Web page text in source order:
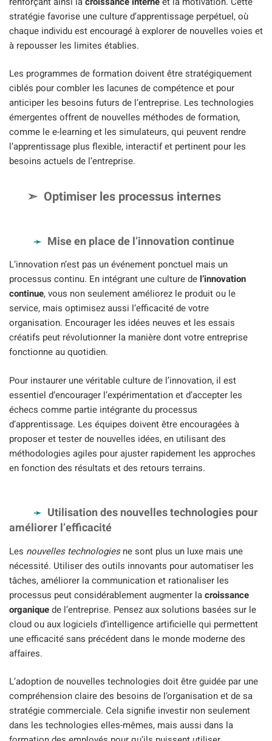
stratégie favorise une culture d’apprentissage perpétuel, où
chaque individu est encouragé à explorer de nouvelles voies et
à repousser les limites établies.
Les programmes de formation doivent être stratégiquement
ciblés pour combler les lacunes de compétence et pour
anticiper les besoins futurs de l’entreprise. Les technologies
émergentes offrent de nouvelles méthodes de formation,
comme le e-learning et les simulateurs, qui peuvent rendre
l’apprentissage plus flexible, interactif et pertinent pour les
besoins actuels de l’entreprise.
Optimiser les processus internes
Mise en place de l’innovation continue
L’innovation n’est pas un événement ponctuel mais un
processus continu. En intégrant une culture de l’innovation
continue, vous non seulement améliorez le produit ou le
service, mais optimisez aussi l’efficacité de votre
organisation. Encourager les idées neuves et les essais
créatifs peut révolutionner la manière dont votre entreprise
fonctionne au quotidien.
Pour instaurer une véritable culture de l’innovation, il est
essentiel d’encourager l’expérimentation et d’accepter les
échecs comme partie intégrante du processus
d’apprentissage. Les équipes doivent être encouragées à
proposer et tester de nouvelles idées, en utilisant des
méthodologies agiles pour ajuster rapidement les approches
en fonction des résultats et des retours terrains.
Utilisation des nouvelles technologies pour
améliorer l’efficacité
Les nouvelles technologiesne sont plus un luxe mais une
nécessité. Utiliser des outils innovants pour automatiser les
tâches, améliorer la communication et rationaliser les
processus peut considérablement augmenter lacroissance
organiquede l’entreprise. Pensez aux solutions basées sur le
cloud ou aux logiciels d’intelligence artificielle qui permettent
une efficacité sans précédent dans le monde moderne des
affaires.
L’adoption de nouvelles technologies doit être guidée par une
compréhension claire des besoins de l’organisation et de sa
stratégie commerciale. Cela signifie investir non seulement
dans les technologies elles-mêmes, mais aussi dans la